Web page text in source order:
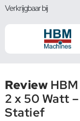
Verkrijgbaar bij
Review
2 x 50 Watt
Statief